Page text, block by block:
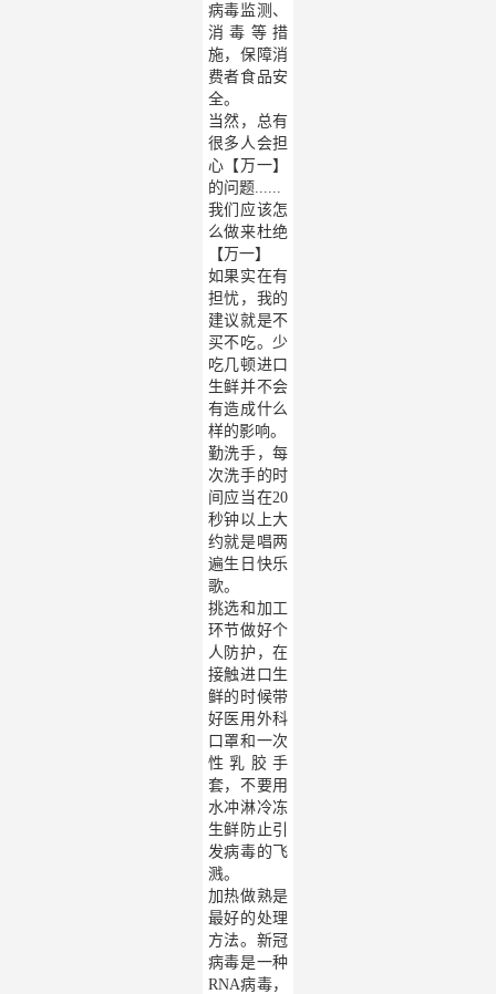
病毒监测、
消毒等措
施，保障消
费者食品安
全。
当然，总有
很多人会担
心【万一】
的问题......
我们应该怎
么做来杜绝
【万一】
如果实在有
担忧，我的
建议就是不
买不吃。少
吃几顿进口
生鲜并不会
有造成什么
样的影响。
勤洗手，每
次洗手的时
间应当在20
秒钟以上大
约就是唱两
遍生日快乐
歌。
挑选和加工
环节做好个
人防护，在
接触进口生
鲜的时候带
好医用外科
口罩和一次
性乳胶手
套，不要用
水冲淋冷冻
生鲜防止引
发病毒的飞
溅。
加热做熟是
最好的处理
方法。新冠
病毒是一种
RNA病毒，